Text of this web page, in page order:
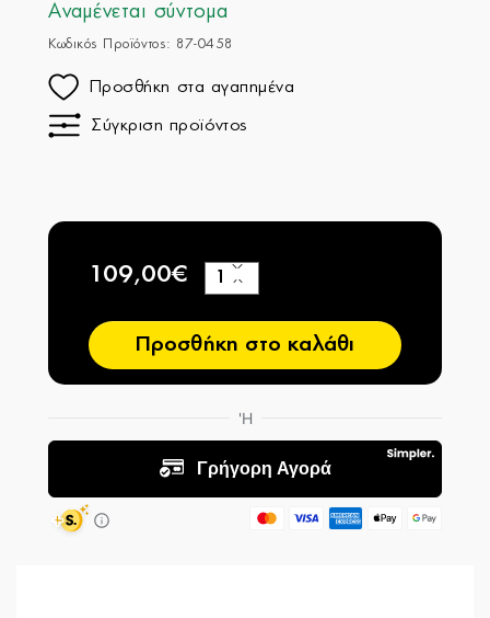
Αναμένεται σύντομα
Κωδικός Προϊόντος: 87-0458
Προσθήκη στα αγαπημένα
Σύγκριση προϊόντος
109,00€
−
+
Προσθήκη στο καλάθι